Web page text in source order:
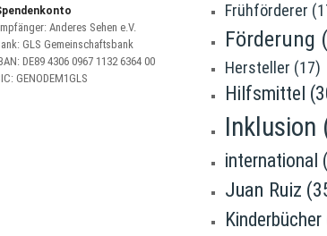
Anderes Sehen e.V.
GLS Gemeinschaftsbank
DE89 4306 0967 1132 6364 00
GENODEM1GLS
Frühförderer
Förderung
Hersteller (17)
Hilfsmittel
Inklusion
international
Juan Ruiz
Kinderbücher